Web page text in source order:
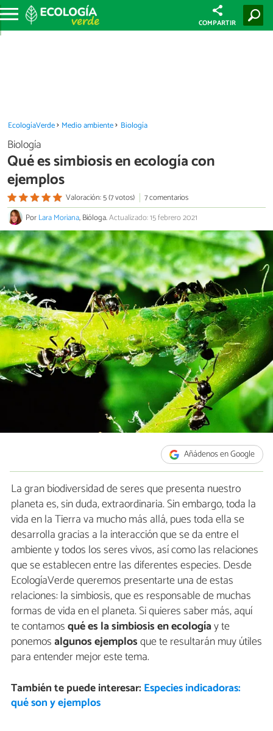
COMPARTIR
EcologíaVerde Medio ambiente Biología
Biología
Qué es simbiosis en ecología con
ejemplos
Valoración: 5 (7 votos)
7 comentarios
PorLara Moriana, Bióloga.Actualizado: 15 febrero 2021
Añádenos en Google
La gran biodiversidad de seres que presenta nuestro
planeta es, sin duda, extraordinaria. Sin embargo, toda la
vida en la Tierra va mucho más allá, pues toda ella se
desarrolla gracias a la interacción que se da entre el
ambiente y todos los seres vivos, así como las relaciones
que se establecen entre las diferentes especies. Desde
EcologíaVerde queremos presentarte una de estas
relaciones: la simbiosis, que es responsable de muchas
formas de vida en el planeta. Si quieres saber más, aquí
te contamosqué es la simbiosis en ecologíay te
ponemosalgunos ejemplosque te resultarán muy útiles
para entender mejor este tema.
También te puede interesar: Especies indicadoras:
qué son y ejemplos